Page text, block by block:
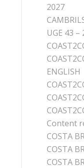
2027
UGE 43 –
ENGLISH
Content
COSTA
COSTA
COSTA